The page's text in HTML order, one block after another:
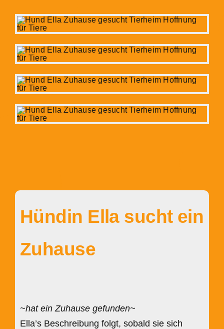
Hündin Ella sucht ein
Zuhause
~hat ein Zuhause gefunden~
Ella’s Beschreibung folgt, sobald sie sich